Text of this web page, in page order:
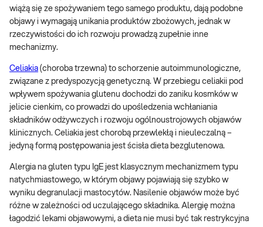
wiążą się ze spożywaniem tego samego produktu, dają podobne
objawy i wymagają unikania produktów zbożowych, jednak w
rzeczywistości do ich rozwoju prowadzą zupełnie inne
mechanizmy.
Celiakia (choroba trzewna) to schorzenie autoimmunologiczne,
związane z predyspozycją genetyczną. W przebiegu celiakii pod
wpływem spożywania glutenu dochodzi do zaniku kosmków w
jelicie cienkim, co prowadzi do upośledzenia wchłaniania
składników odżywczych i rozwoju ogólnoustrojowych objawów
klinicznych. Celiakia jest chorobą przewlekłą i nieuleczalną –
jedyną formą postępowania jest ścisła dieta bezglutenowa.
Alergia na gluten typu IgE jest klasycznym mechanizmem typu
natychmiastowego, w którym objawy pojawiają się szybko w
wyniku degranulacji mastocytów. Nasilenie objawów może być
różne w zależności od uczulającego składnika. Alergię można
łagodzić lekami objawowymi, a dieta nie musi być tak restrykcyjna